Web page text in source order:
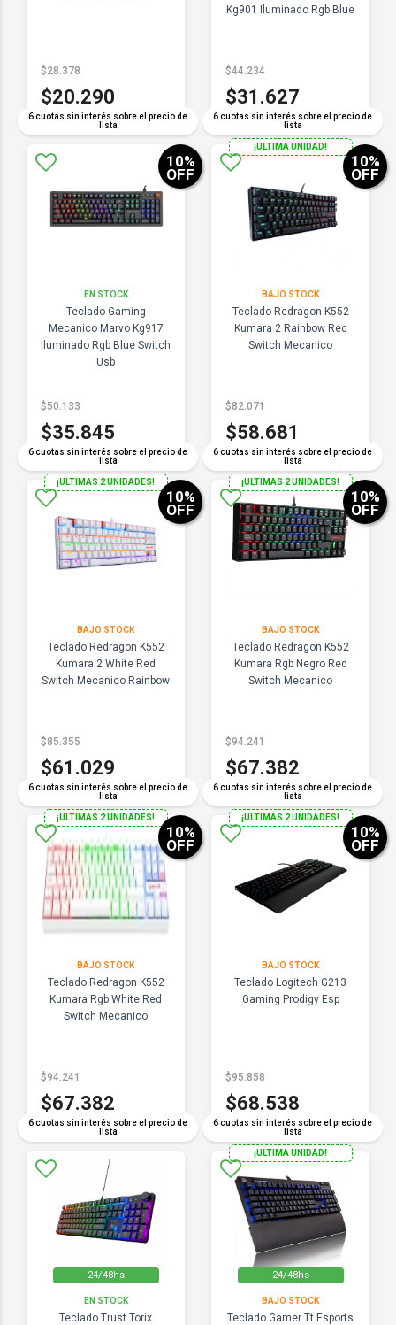
6 cuotas sin interés sobre el precio de
lista
$28.378
$20.290
Kg901 Iluminado Rgb Blue
6 cuotas sin interés sobre el precio de
lista
$44.234
$31.627
EN STOCK
Teclado Gaming
Mecanico Marvo Kg917
Iluminado Rgb Blue Switch
Usb
6 cuotas sin interés sobre el precio de
lista
10%
OFF
$50.133
$35.845
¡ULTIMA UNIDAD!
BAJO STOCK
Teclado Redragon K552
Kumara 2 Rainbow Red
Switch Mecanico
6 cuotas sin interés sobre el precio de
lista
10%
OFF
$82.071
$58.681
¡ULTIMAS 2 UNIDADES!
BAJO STOCK
Teclado Redragon K552
Kumara 2 White Red
Switch Mecanico Rainbow
6 cuotas sin interés sobre el precio de
lista
10%
OFF
$85.355
$61.029
¡ULTIMAS 2 UNIDADES!
BAJO STOCK
Teclado Redragon K552
Kumara Rgb Negro Red
Switch Mecanico
6 cuotas sin interés sobre el precio de
lista
10%
OFF
$94.241
$67.382
¡ULTIMAS 2 UNIDADES!
BAJO STOCK
Teclado Redragon K552
Kumara Rgb White Red
Switch Mecanico
6 cuotas sin interés sobre el precio de
lista
10%
OFF
$94.241
$67.382
¡ULTIMAS 2 UNIDADES!
BAJO STOCK
Teclado Logitech G213
Gaming Prodigy Esp
6 cuotas sin interés sobre el precio de
lista
10%
OFF
$95.858
$68.538
24/48hs
EN STOCK
Teclado Trust Torix
24/48hs
¡ULTIMA UNIDAD!
BAJO STOCK
Teclado Gamer Tt Esports